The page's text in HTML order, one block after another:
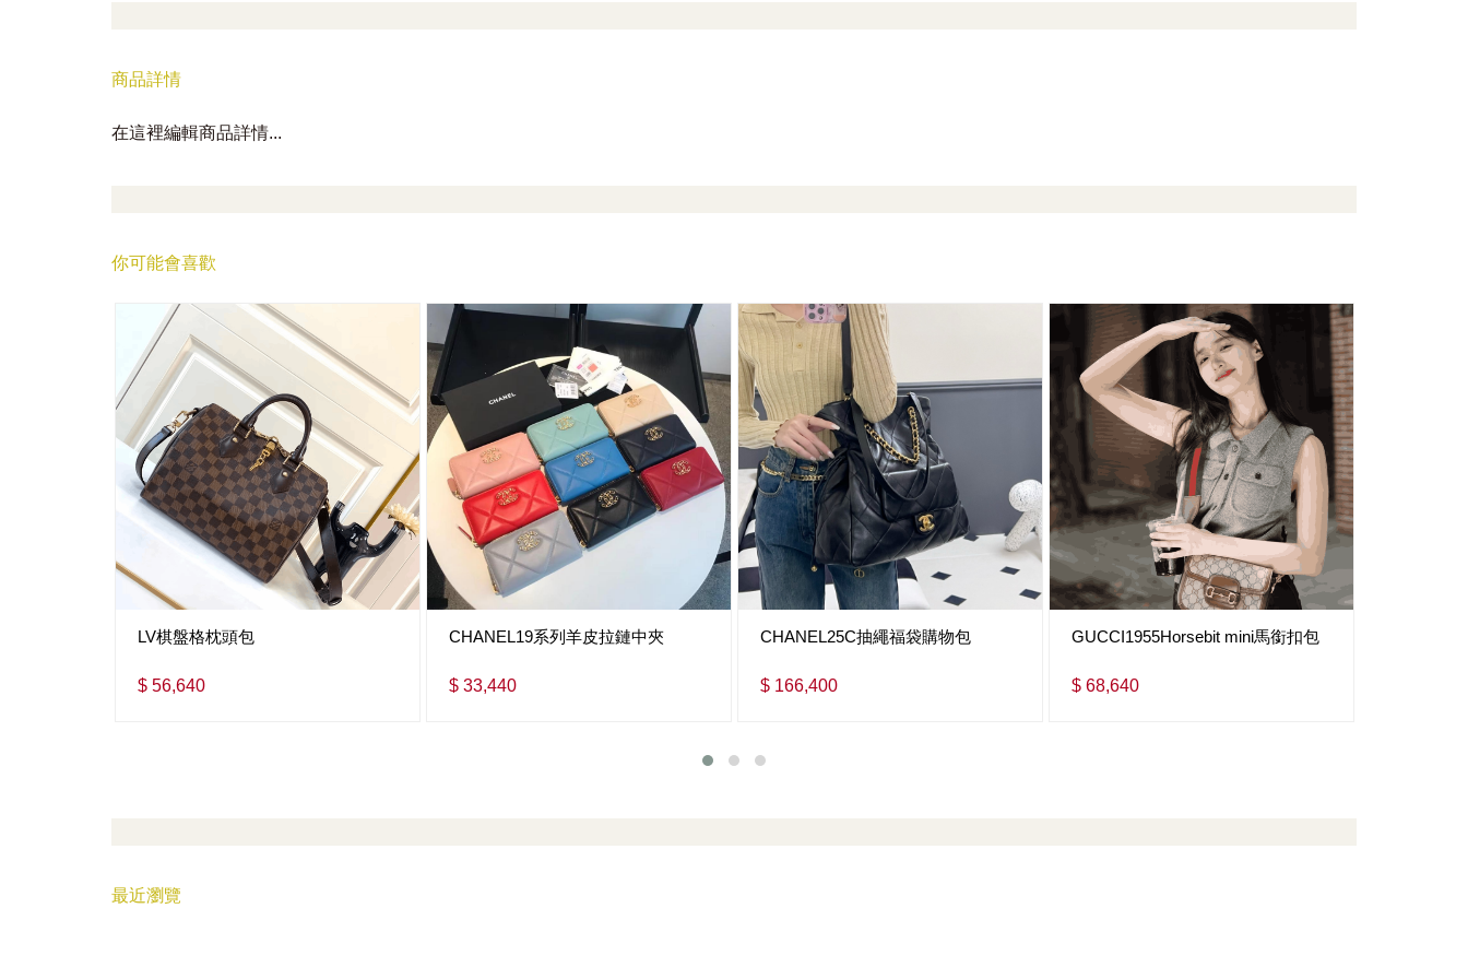
商品詳情
在這裡編輯商品詳情...
你可能會喜歡
LV棋盤格枕頭包
$ 56,640
CHANEL19系列羊皮拉鏈中夾
$ 33,440
CHANEL25C抽繩福袋購物包
$ 166,400
GUCCI1955Horsebit mini馬銜扣包
$ 68,640
最近瀏覽